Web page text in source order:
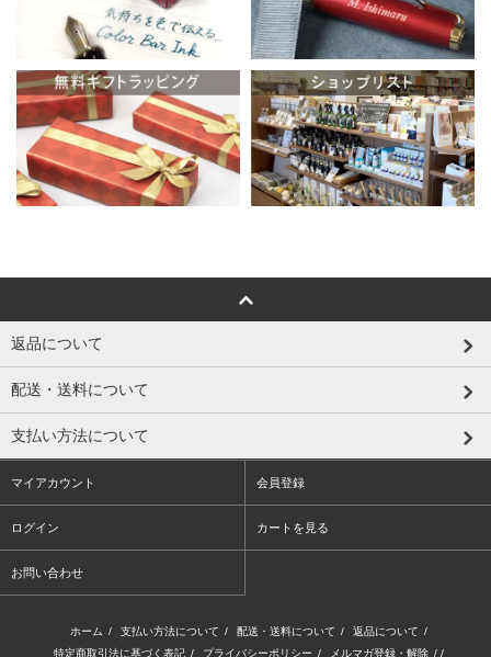
返品について
配送・送料について
支払い方法について
マイアカウント 会員登録
ログイン カートを見る
お問い合わせ
ホーム / 支払い方法について / 配送・送料について / 返品について /
特定商取引法に基づく表記 / プライバシーポリシー / メルマガ登録・解除 / /